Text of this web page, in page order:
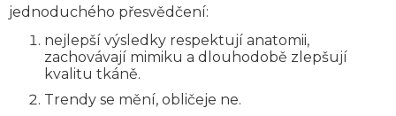
jednoduchého přesvědčení:
nejlepší výsledky respektují anatomii,
zachovávají mimiku a dlouhodobě zlepšují
kvalitu tkáně.
Trendy se mění, obličeje ne.